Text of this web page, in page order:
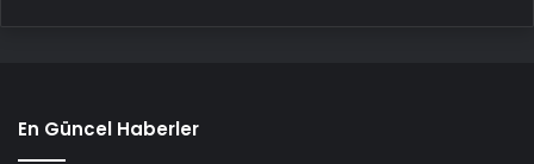
En Güncel Haberler